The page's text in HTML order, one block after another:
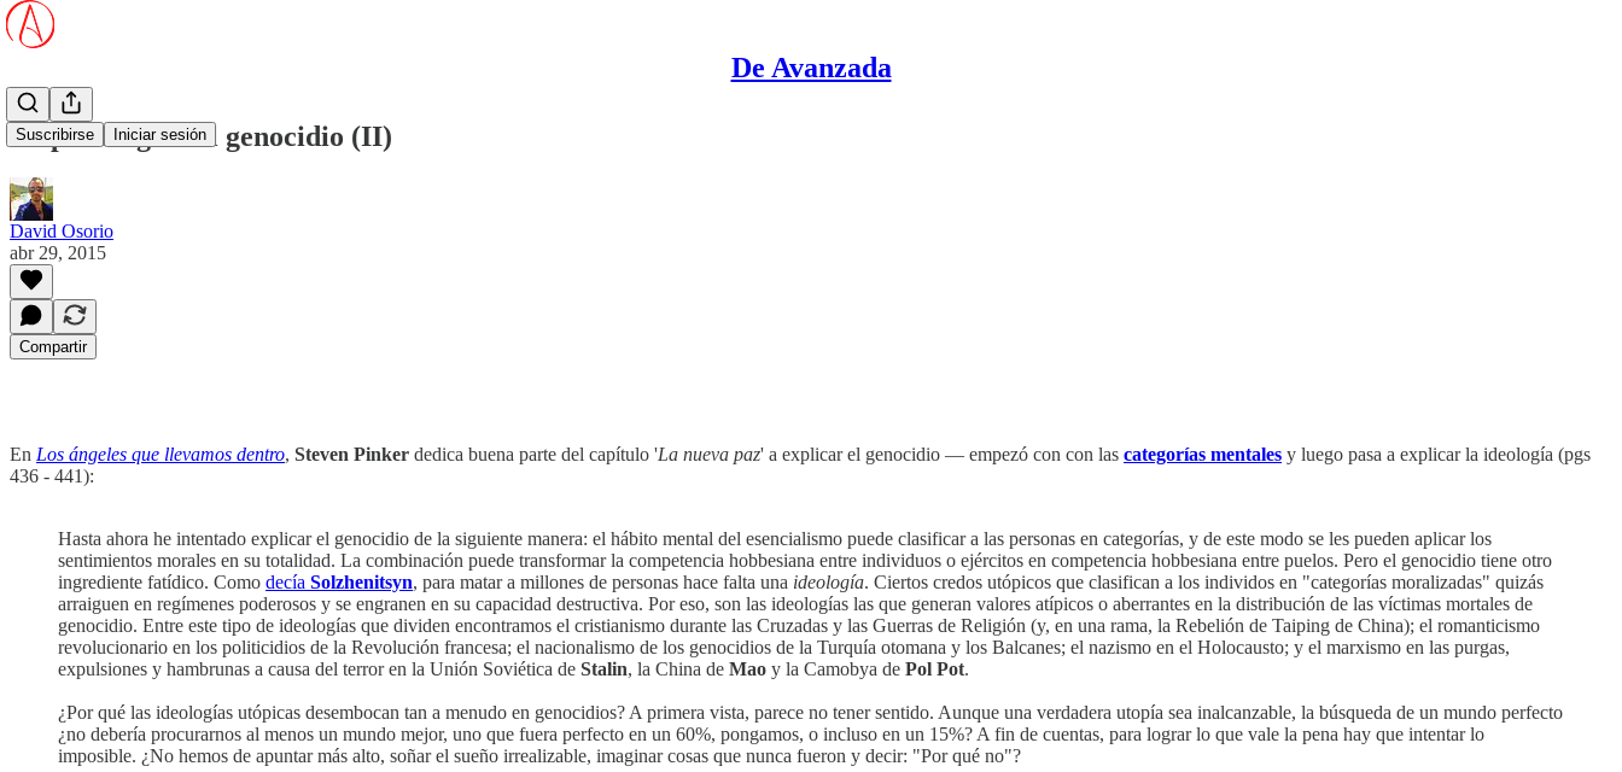
De Avanzada
Suscribirse Iniciar sesión
La psicología del genocidio (II)
David Osorio
abr 29, 2015
Compartir
En Los ángeles que llevamos dentro, Steven Pinker dedica buena parte del capítulo 'La nueva paz' a explicar el genocidio — empezó con con las categorías mentales y luego pasa a explicar la ideología (pgs
436 - 441):
Hasta ahora he intentado explicar el genocidio de la siguiente manera: el hábito mental del esencialismo puede clasificar a las personas en categorías, y de este modo se les pueden aplicar los
sentimientos morales en su totalidad. La combinación puede transformar la competencia hobbesiana entre individuos o ejércitos en competencia hobbesiana entre puelos. Pero el genocidio tiene otro
ingrediente fatídico. Como decía Solzhenitsyn, para matar a millones de personas hace falta una ideología. Ciertos credos utópicos que clasifican a los individos en "categorías moralizadas" quizás
arraiguen en regímenes poderosos y se engranen en su capacidad destructiva. Por eso, son las ideologías las que generan valores atípicos o aberrantes en la distribución de las víctimas mortales de
genocidio. Entre este tipo de ideologías que dividen encontramos el cristianismo durante las Cruzadas y las Guerras de Religión (y, en una rama, la Rebelión de Taiping de China); el romanticismo
revolucionario en los politicidios de la Revolución francesa; el nacionalismo de los genocidios de la Turquía otomana y los Balcanes; el nazismo en el Holocausto; y el marxismo en las purgas,
expulsiones y hambrunas a causa del terror en la Unión Soviética de Stalin, la China de Mao y la Camobya de Pol Pot.
¿Por qué las ideologías utópicas desembocan tan a menudo en genocidios? A primera vista, parece no tener sentido. Aunque una verdadera utopía sea inalcanzable, la búsqueda de un mundo perfecto
¿no debería procurarnos al menos un mundo mejor, uno que fuera perfecto en un 60%, pongamos, o incluso en un 15%? A fin de cuentas, para lograr lo que vale la pena hay que intentar lo
imposible. ¿No hemos de apuntar más alto, soñar el sueño irrealizable, imaginar cosas que nunca fueron y decir: "Por qué no"?